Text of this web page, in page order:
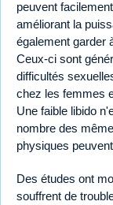
peuvent
améliorant la
également garder
Ceux-ci sont
difficultés
chez les femmes
Une faible libido
nombre des
physiques
Des études ont
souffrent de